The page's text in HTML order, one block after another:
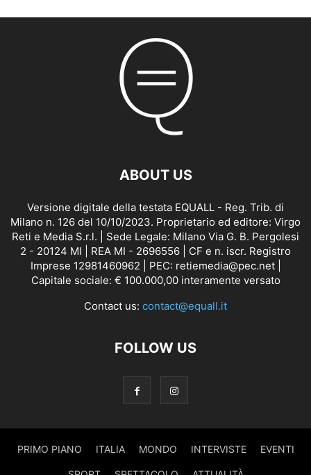
ABOUT US
Versione digitale della testata EQUALL - Reg. Trib. di
Milano n. 126 del 10/10/2023. Proprietario ed editore: Virgo
Reti e Media S.r.l. | Sede Legale: Milano Via G. B. Pergolesi
2 - 20124 MI | REA MI - 2696556 | CF e n. iscr. Registro
Imprese 12981460962 | PEC: retiemedia@pec.net |
Capitale sociale: € 100.000,00 interamente versato
Contact us: contact@equall.it
FOLLOW US
PRIMO PIANO ITALIA MONDO INTERVISTE EVENTI